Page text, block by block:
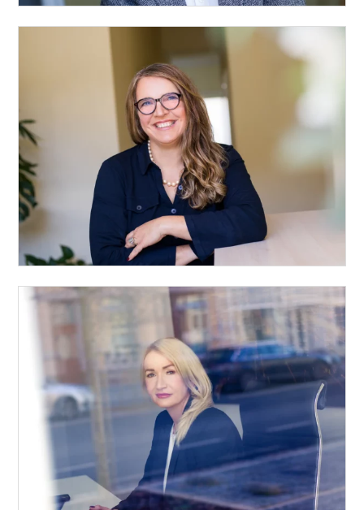
Kornelia Grams
Vita
Katja Sonne-Albrecht
Vita